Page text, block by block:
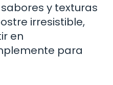
y texturas
irresistible,
en
para